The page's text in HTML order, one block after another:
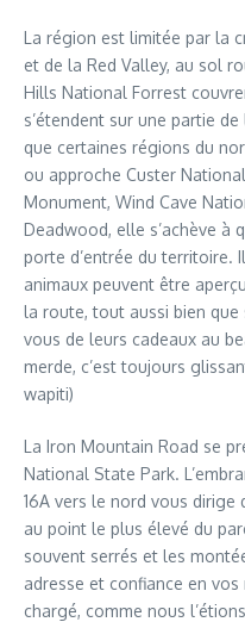
La région est limitée par la
et de la Red Valley, au sol
Hills National Forrest
s’étendent sur une partie
que certaines régions du
ou approche Custer
Monument, Wind Cave
Deadwood, elle s’achève à
porte d’entrée du territoire.
animaux peuvent être
la route, tout aussi bien que
vous de leurs cadeaux au
merde, c’est toujours
wapiti)
La Iron Mountain Road se
National State Park.
16A vers le nord vous dirige
au point le plus élevé du
souvent serrés et les
adresse et confiance en
chargé, comme nous